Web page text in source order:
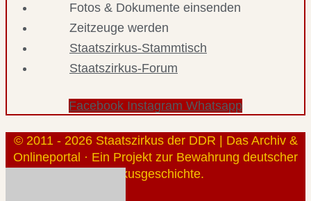
Fotos & Dokumente einsenden
Zeitzeuge werden
Staatszirkus-Stammtisch
Staatszirkus-Forum
Facebook Instagram Whatsapp
© 2011 - 2026 Staatszirkus der DDR | Das Archiv &
Onlineportal · Ein Projekt zur Bewahrung deutscher
Zirkusgeschichte.